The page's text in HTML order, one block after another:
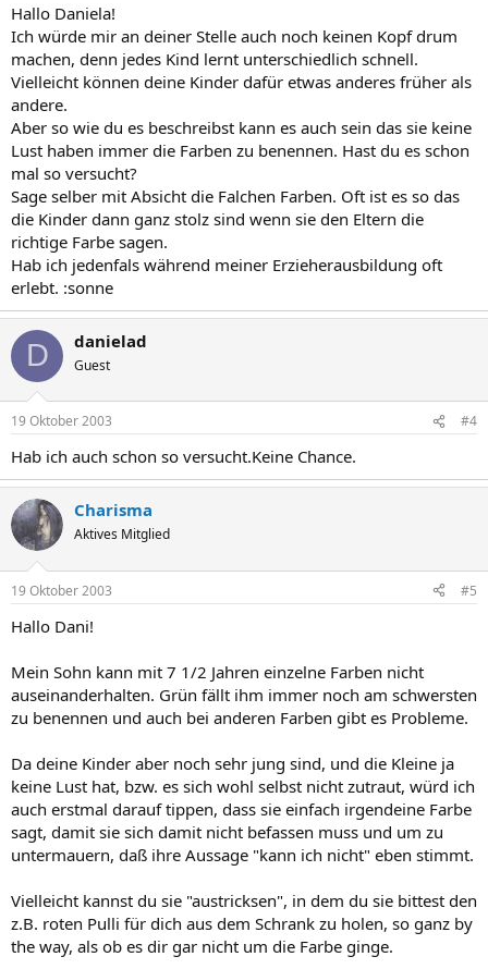
Hallo Daniela!
Ich würde mir an deiner Stelle auch noch keinen Kopf drum
machen, denn jedes Kind lernt unterschiedlich schnell.
Vielleicht können deine Kinder dafür etwas anderes früher als
andere.
Aber so wie du es beschreibst kann es auch sein das sie keine
Lust haben immer die Farben zu benennen. Hast du es schon
mal so versucht?
Sage selber mit Absicht die Falchen Farben. Oft ist es so das
die Kinder dann ganz stolz sind wenn sie den Eltern die
richtige Farbe sagen.
Hab ich jedenfals während meiner Erzieherausbildung oft
erlebt. :sonne
D danielad
Guest
19 Oktober 2003 #4
Hab ich auch schon so versucht.Keine Chance.
Charisma
Aktives Mitglied
19 Oktober 2003 #5
Hallo Dani!
Mein Sohn kann mit 7 1/2 Jahren einzelne Farben nicht
auseinanderhalten. Grün fällt ihm immer noch am schwersten
zu benennen und auch bei anderen Farben gibt es Probleme.
Da deine Kinder aber noch sehr jung sind, und die Kleine ja
keine Lust hat, bzw. es sich wohl selbst nicht zutraut, würd ich
auch erstmal darauf tippen, dass sie einfach irgendeine Farbe
sagt, damit sie sich damit nicht befassen muss und um zu
untermauern, daß ihre Aussage "kann ich nicht" eben stimmt.
Vielleicht kannst du sie "austricksen", in dem du sie bittest den
z.B. roten Pulli für dich aus dem Schrank zu holen, so ganz by
the way, als ob es dir gar nicht um die Farbe ginge.